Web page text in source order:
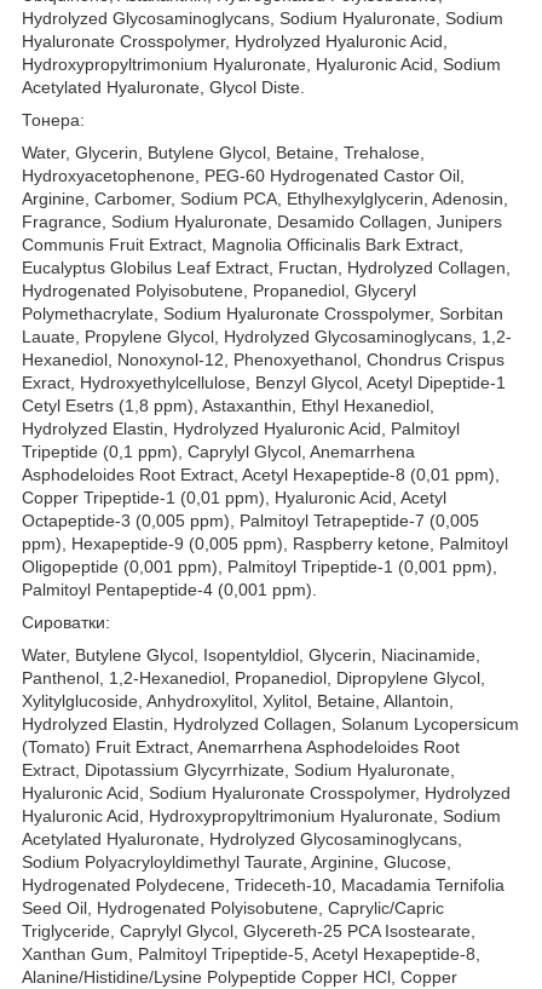
Hydrolyzed Glycosaminoglycans, Sodium Hyaluronate, Sodium
Hyaluronate Crosspolymer, Hydrolyzed Hyaluronic Acid,
Hydroxypropyltrimonium Hyaluronate, Hyaluronic Acid, Sodium
Acetylated Hyaluronate, Glycol Diste.
Тонера:
Water, Glycerin, Butylene Glycol, Betaine, Trehalose,
Hydroxyacetophenone, PEG-60 Hydrogenated Castor Oil,
Arginine, Carbomer, Sodium PCA, Ethylhexylglycerin, Adenosin,
Fragrance, Sodium Hyaluronate, Desamido Collagen, Junipers
Communis Fruit Extract, Magnolia Officinalis Bark Extract,
Eucalyptus Globilus Leaf Extract, Fructan, Hydrolyzed Collagen,
Hydrogenated Polyisobutene, Propanediol, Glyceryl
Polymethacrylate, Sodium Hyaluronate Crosspolymer, Sorbitan
Lauate, Propylene Glycol, Hydrolyzed Glycosaminoglycans, 1,2-
Hexanediol, Nonoxynol-12, Phenoxyethanol, Chondrus Crispus
Exract, Hydroxyethylcellulose, Benzyl Glycol, Acetyl Dipeptide-1
Cetyl Esetrs (1,8 ppm), Astaxanthin, Ethyl Hexanediol,
Hydrolyzed Elastin, Hydrolyzed Hyaluronic Acid, Palmitoyl
Tripeptide (0,1 ppm), Caprylyl Glycol, Anemarrhena
Asphodeloides Root Extract, Acetyl Hexapeptide-8 (0,01 ppm),
Copper Tripeptide-1 (0,01 ppm), Hyaluronic Acid, Acetyl
Octapeptide-3 (0,005 ppm), Palmitoyl Tetrapeptide-7 (0,005
ppm), Hexapeptide-9 (0,005 ppm), Raspberry ketone, Palmitoyl
Oligopeptide (0,001 ppm), Palmitoyl Tripeptide-1 (0,001 ppm),
Palmitoyl Pentapeptide-4 (0,001 ppm).
Сироватки:
Water, Butylene Glycol, Isopentyldiol, Glycerin, Niacinamide,
Panthenol, 1,2-Hexanediol, Propanediol, Dipropylene Glycol,
Xylitylglucoside, Anhydroxylitol, Xylitol, Betaine, Allantoin,
Hydrolyzed Elastin, Hydrolyzed Collagen, Solanum Lycopersicum
(Tomato) Fruit Extract, Anemarrhena Asphodeloides Root
Extract, Dipotassium Glycyrrhizate, Sodium Hyaluronate,
Hyaluronic Acid, Sodium Hyaluronate Crosspolymer, Hydrolyzed
Hyaluronic Acid, Hydroxypropyltrimonium Hyaluronate, Sodium
Acetylated Hyaluronate, Hydrolyzed Glycosaminoglycans,
Sodium Polyacryloyldimethyl Taurate, Arginine, Glucose,
Hydrogenated Polydecene, Trideceth-10, Macadamia Ternifolia
Seed Oil, Hydrogenated Polyisobutene, Caprylic/Capric
Triglyceride, Caprylyl Glycol, Glycereth-25 PCA Isostearate,
Xanthan Gum, Palmitoyl Tripeptide-5, Acetyl Hexapeptide-8,
Alanine/Histidine/Lysine Polypeptide Copper HCl, Copper